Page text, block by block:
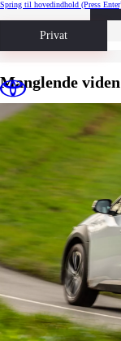
Spring til hovedindhold (Press
Privat
Book prøvetur
Manglende